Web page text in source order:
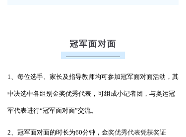
冠军面对面
1、 每位选手、家长及指导教师均可参加冠军面对面活动，其
中决选中各组别金奖优秀代表，可组成小记者团，与奥运冠
军代表进行“冠军面对面”交流。
2、 冠军面对面的时长为60分钟，金奖优秀代表凭获奖证